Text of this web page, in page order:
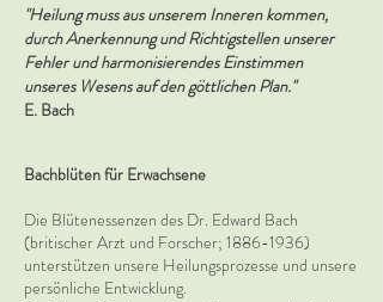
"Heilung muss aus unserem Inneren kommen,
durch Anerkennung und Richtigstellen unserer
Fehler und harmonisierendes Einstimmen
unseres Wesens auf den göttlichen Plan."
E. Bach
Bachblüten für Erwachsene
Die Blütenessenzen des Dr. Edward Bach
(britischer Arzt und Forscher; 1886-1936)
unterstützen unsere Heilungsprozesse und unsere
persönliche Entwicklung.